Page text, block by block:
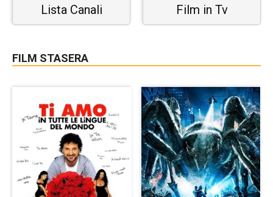
Lista Canali Film in Tv
FILM STASERA